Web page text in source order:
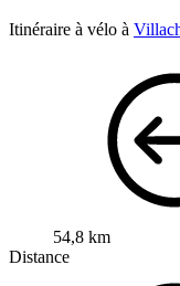
Itinéraire à vélo à
54,8 km
Distance